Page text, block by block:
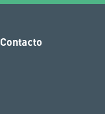
Contacto